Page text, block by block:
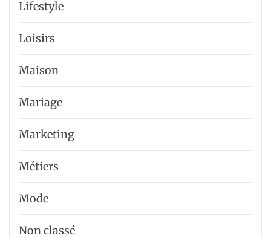
Lifestyle
Loisirs
Maison
Mariage
Marketing
Métiers
Mode
Non classé